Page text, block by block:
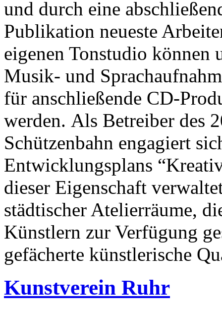
und durch eine
Publikation neueste
eigenen Tonstudio können
Musik- und
für anschließende CD-
werden. Als Betreiber des
Schützenbahn engagiert
Entwicklungsplans
dieser Eigenschaft
städtischer Atelierräume,
Künstlern zur Verfügung
gefächerte künstlerische
Kunstverein Ruhr